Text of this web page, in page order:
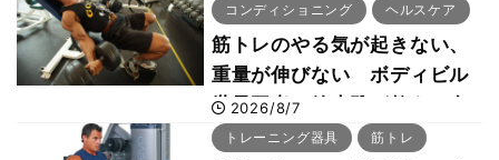
コンディショニング ヘルスケア
筋トレのやる気が起きない、
重量が伸びない ボディビル
世界王者・鈴木雅が教える食
事・睡眠・呼吸の整え方
2026/8/7
トレーニング器具 筋トレ